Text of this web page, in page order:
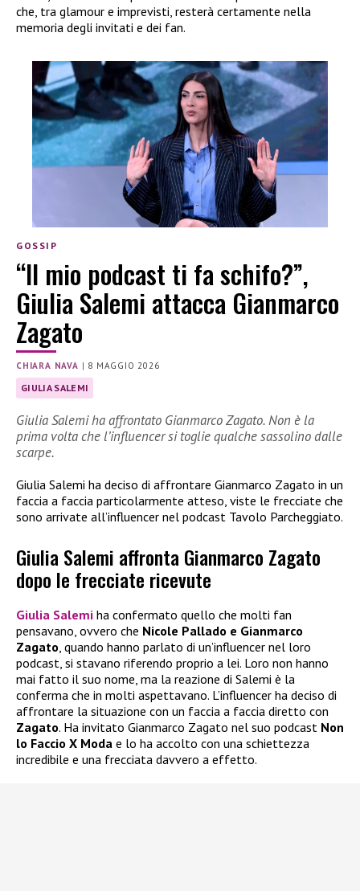
che, tra glamour e imprevisti, resterà certamente nella
memoria degli invitati e dei fan.
GOSSIP
“Il mio podcast ti fa schifo?”,
Giulia Salemi attacca Gianmarco
Zagato
CHIARA NAVA | 8 MAGGIO 2026
GIULIA SALEMI
Giulia Salemi ha affrontato Gianmarco Zagato. Non è la
prima volta che l’influencer si toglie qualche sassolino dalle
scarpe.
Giulia Salemi ha deciso di affrontare Gianmarco Zagato in un
faccia a faccia particolarmente atteso, viste le frecciate che
sono arrivate all’influencer nel podcast Tavolo Parcheggiato.
Giulia Salemi affronta Gianmarco Zagato
dopo le frecciate ricevute
Giulia Salemi ha confermato quello che molti fan
pensavano, ovvero che Nicole Pallado e Gianmarco
Zagato, quando hanno parlato di un’influencer nel loro
podcast, si stavano riferendo proprio a lei. Loro non hanno
mai fatto il suo nome, ma la reazione di Salemi è la
conferma che in molti aspettavano. L’influencer ha deciso di
affrontare la situazione con un faccia a faccia diretto con
Zagato. Ha invitato Gianmarco Zagato nel suo podcast Non
lo Faccio X Moda e lo ha accolto con una schiettezza
incredibile e una frecciata davvero a effetto.